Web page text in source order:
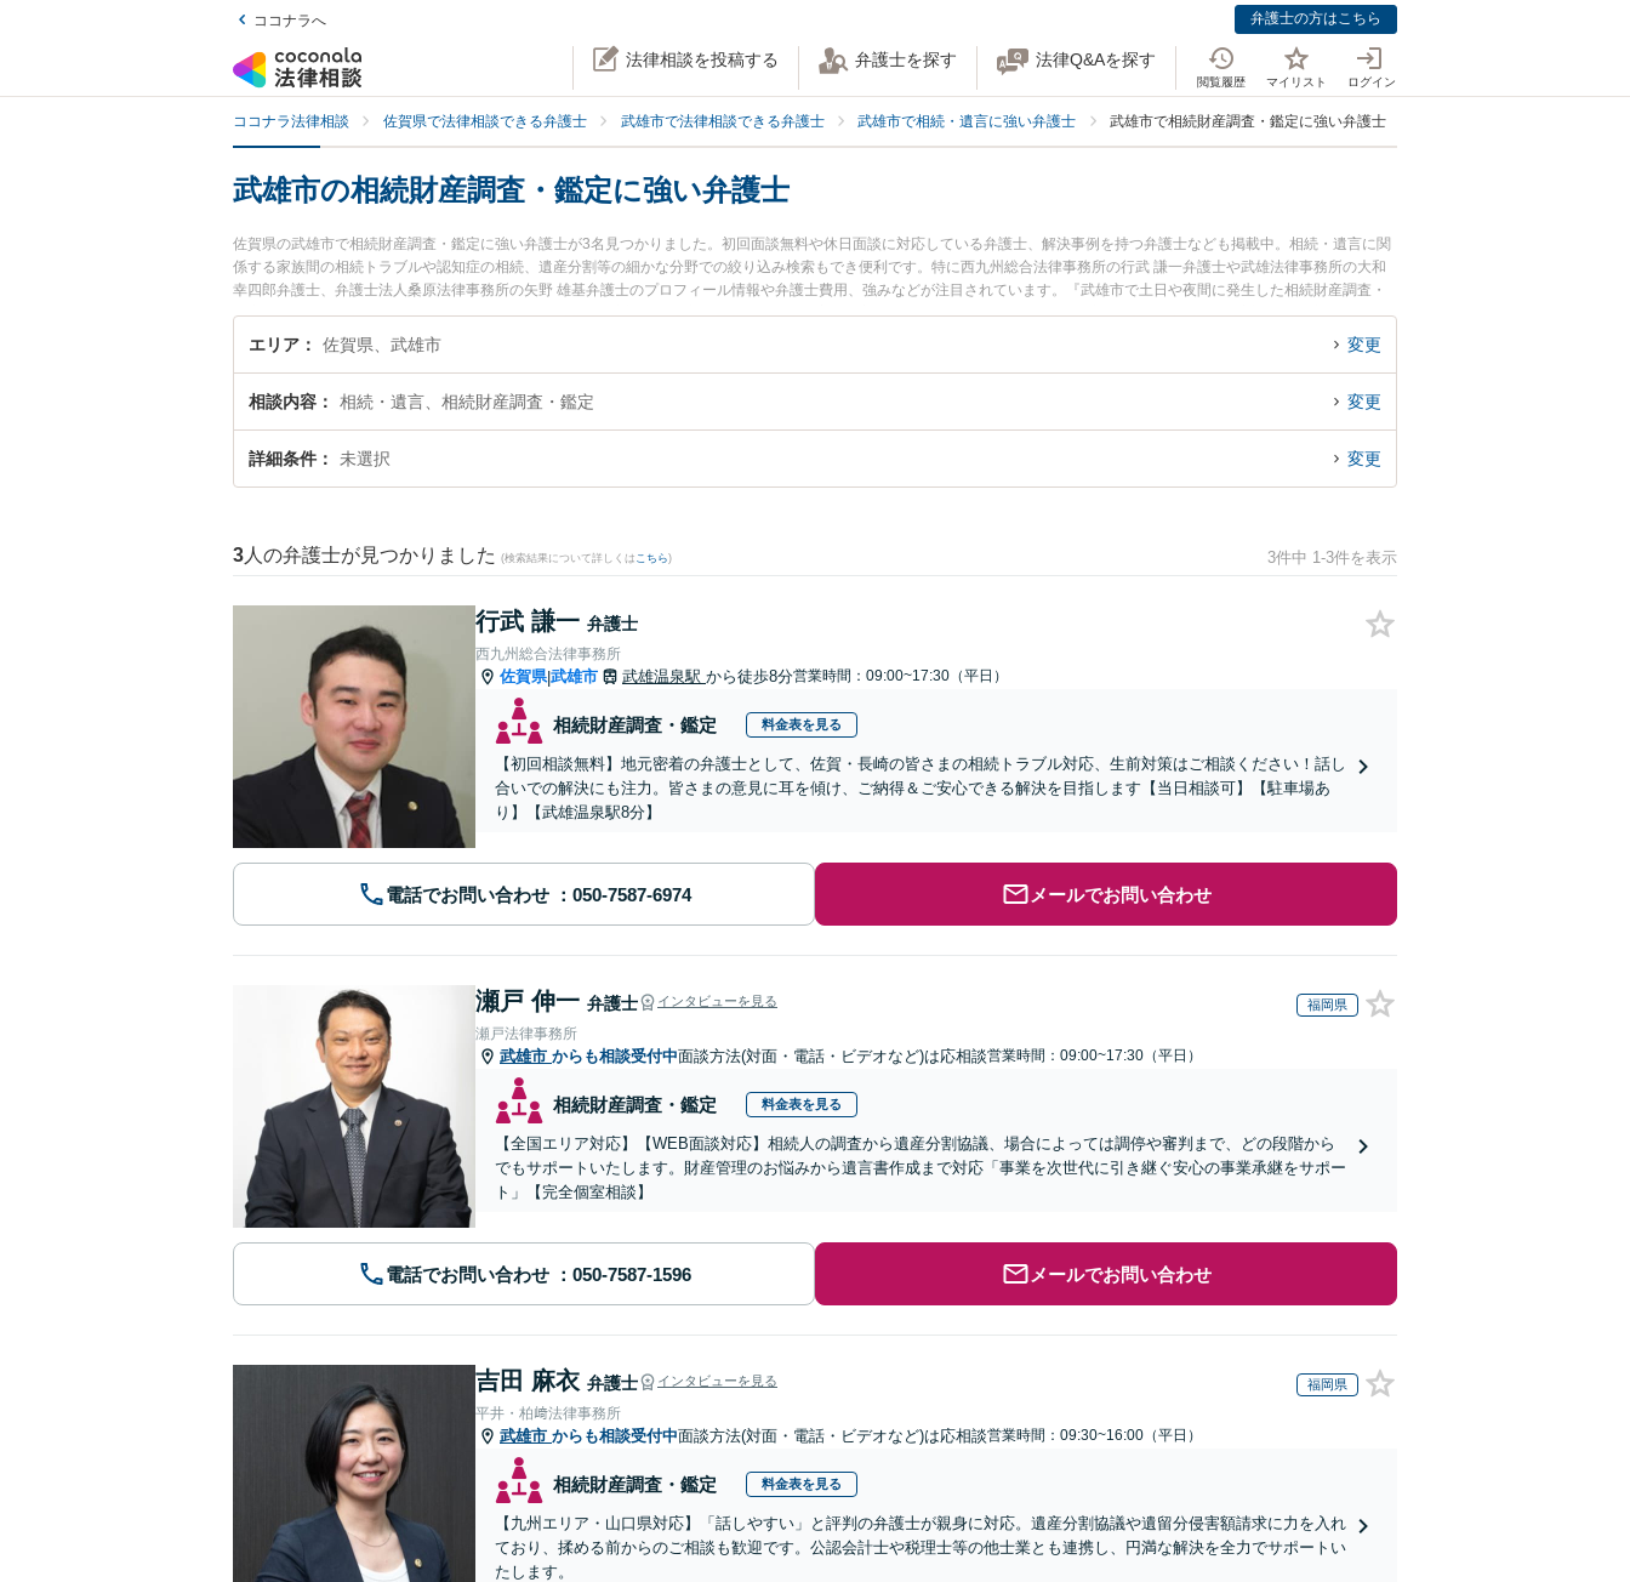
ココナラへ 弁護士の方はこちら
法律相談を投稿する 弁護士を探す 法律Q&Aを探す
閲覧履歴 マイリスト ログイン
ココナラ法律相談 佐賀県で法律相談できる弁護士 武雄市で法律相談できる弁護士 武雄市で相続・遺言に強い弁護士 武雄市で相続財産調査・鑑定に強い弁護士
武雄市の相続財産調査・鑑定に強い弁護士
佐賀県の武雄市で相続財産調査・鑑定に強い弁護士が3名見つかりました。初回面談無料や休日面談に対応している弁護士、解決事例を持つ弁護士なども掲載中。相続・遺言に関
係する家族間の相続トラブルや認知症の相続、遺産分割等の細かな分野での絞り込み検索もでき便利です。特に西九州総合法律事務所の行武 謙一弁護士や武雄法律事務所の大和
幸四郎弁護士、弁護士法人桑原法律事務所の矢野 雄基弁護士のプロフィール情報や弁護士費用、強みなどが注目されています。『武雄市で土日や夜間に発生した相続財産調査・
鑑定のトラブルを今すぐに弁護士に相談したい』『相続財産調査・鑑定のトラブル解決の実績豊富な近くの弁護士を検索したい』『初回相談無料で相続財産調査・鑑定を法律相談
できる武雄市内の弁護士に相談予約したい』などでお困りの相談者さんにおすすめです。
エリア 佐賀県、武雄市 変更
相談内容 相続・遺言、相続財産調査・鑑定 変更
詳細条件 未選択 変更
3 人の弁護士が見つかりました (検索結果について詳しくは こちら) 3件中 1-3件を表示
行武 謙一 弁護士
西九州総合法律事務所
佐賀県|武雄市 武雄温泉駅 から徒歩8分営業時間：09:00~17:30（平日）
相続財産調査・鑑定 料金表を見る
【初回相談無料】地元密着の弁護士として、佐賀・長崎の皆さまの相続トラブル対応、生前対策はご相談ください！話し
合いでの解決にも注力。皆さまの意見に耳を傾け、ご納得＆ご安心できる解決を目指します【当日相談可】【駐車場あ
り】【武雄温泉駅8分】
電話でお問い合わせ メールでお問い合わせ
瀬戸 伸一 弁護士 インタビューを見る 福岡県
瀬戸法律事務所
武雄市 からも相談受付中面談方法(対面・電話・ビデオなど)は応相談営業時間：09:00~17:30（平日）
相続財産調査・鑑定 料金表を見る
【全国エリア対応】【WEB面談対応】相続人の調査から遺産分割協議、場合によっては調停や審判まで、どの段階から
でもサポートいたします。財産管理のお悩みから遺言書作成まで対応「事業を次世代に引き継ぐ安心の事業承継をサポー
ト」【完全個室相談】
電話でお問い合わせ メールでお問い合わせ
吉田 麻衣 弁護士 インタビューを見る 福岡県
平井・柏﨑法律事務所
武雄市 からも相談受付中面談方法(対面・電話・ビデオなど)は応相談営業時間：09:30~16:00（平日）
相続財産調査・鑑定 料金表を見る
【九州エリア・山口県対応】「話しやすい」と評判の弁護士が親身に対応。遺産分割協議や遺留分侵害額請求に力を入れ
ており、揉める前からのご相談も歓迎です。公認会計士や税理士等の他士業とも連携し、円満な解決を全力でサポートい
たします。